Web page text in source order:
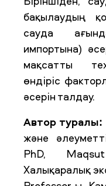
бақылаудың
сауда
импортына)
мақсатты
өндіріс
әсерін талдау.
Автор туралы:
және
PhD,
Халықаралық